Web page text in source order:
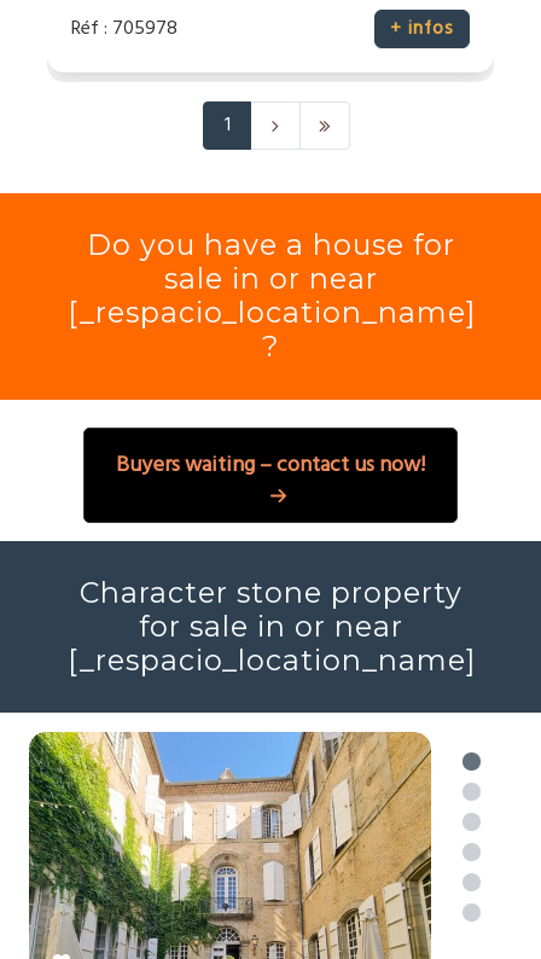
Réf : 705978 + infos
1
Do you have a house for
sale in or near
[_respacio_location_name]
?
Buyers waiting – contact us now!
Character stone property
for sale in or near
[_respacio_location_name]